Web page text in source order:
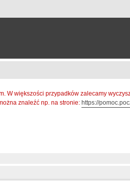
W większości przypadków zalecamy
znaleźć np. na stronie: https://